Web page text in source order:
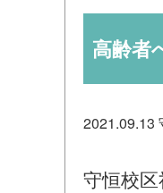
高齢者
2021.09.13
守恒校区